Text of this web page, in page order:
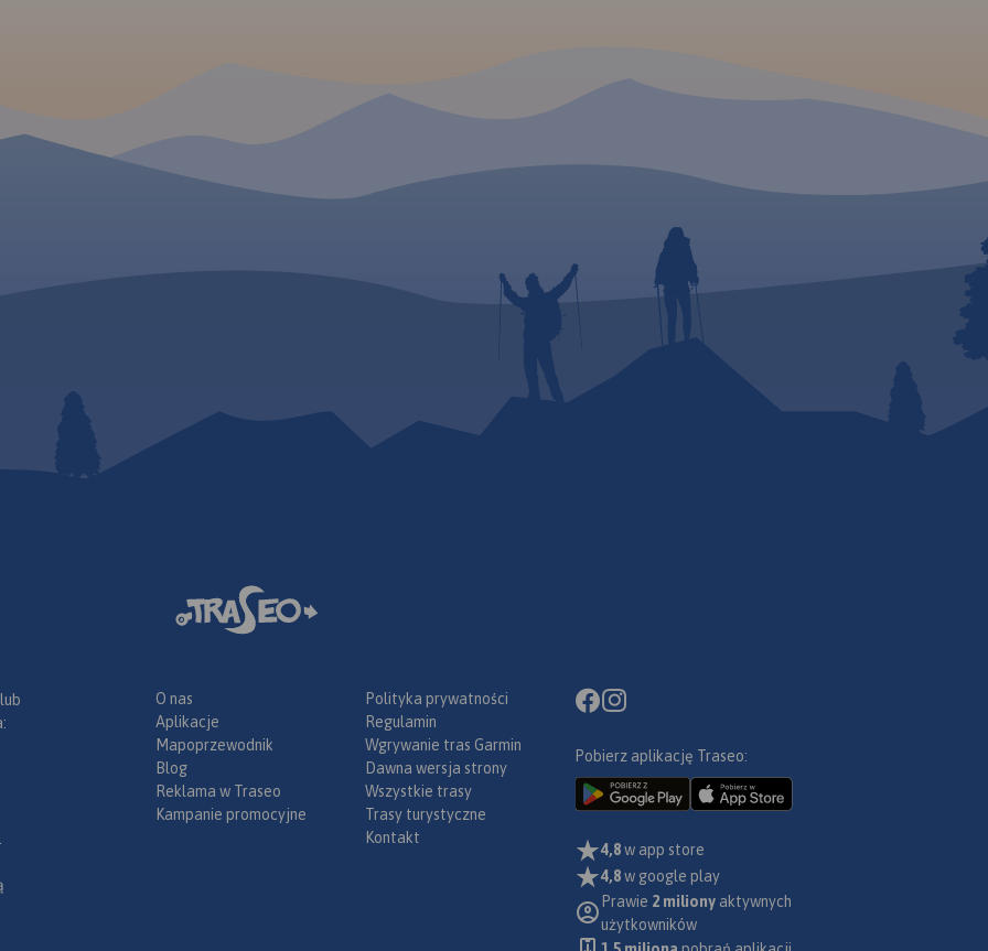
O nas
Aplikacje
Mapoprzewodnik
Blog
Reklama w Traseo
Kampanie promocyjne
Polityka prywatności
Regulamin
Wgrywanie tras Garmin
Dawna wersja strony
Wszystkie trasy
Trasy turystyczne
Kontakt
Pobierz aplikację Traseo:
4,8w app store
4,8w google play
Prawie 2 miliony aktywnych
użytkowników